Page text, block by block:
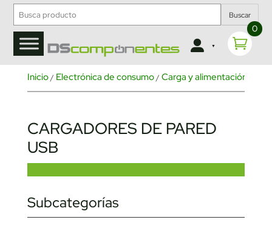
Buscar
0
Inicio/ Electrónica de consumo/ Carga y alimentación
CARGADORES DE PARED
USB
Subcategorías